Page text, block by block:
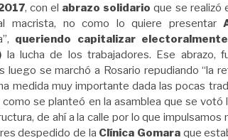
, con el abrazo solidario que se realizó
macrista, no como lo quiere presentar
queriendo capitalizar
la lucha de los trabajadores. Ese abrazo,
se marchó a Rosario repudiando “la
medida muy importante dada las pocas
se planteó en la asamblea que se votó
de ahí a la calle por lo que impulsamos
despedido de la Clínica Gomaraque